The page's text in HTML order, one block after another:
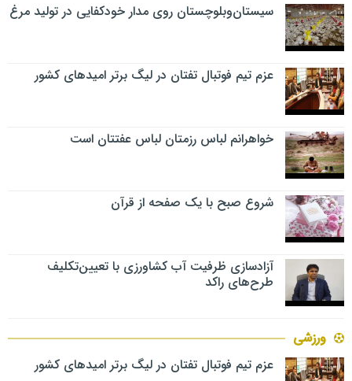
سیستان‌وبلوچستان روی مدار خودکفایی در تولید مرغ
عزم تیم فوتبال تفتان در لیگ برتر امیدهای کشور
خواهرانم لباس رزمتان لباس عفتتان است
شروع صبح با یک صفحه از قرآن
آزادسازی ظرفیت آب کشاورزی با تعیین‌تکلیف
طرح‌های راکد
ورزشی
عزم تیم فوتبال تفتان در لیگ برتر امیدهای کشور